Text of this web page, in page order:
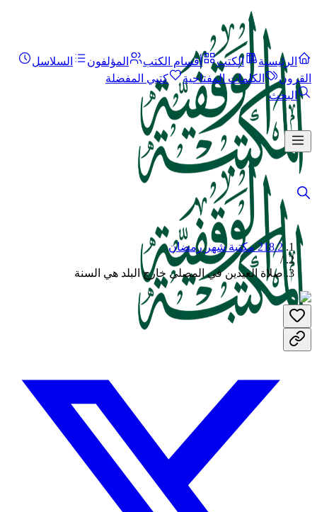
الرئيسية الكتب أقسام الكتب المؤلفون
السلاسل
القرون
الكلمات المفتاحية
كتبي المفضلة
البحث
218.2 مكتبة شهر رمضان
/
صلاة العيدين في المصلى خارج البلد هي السنة